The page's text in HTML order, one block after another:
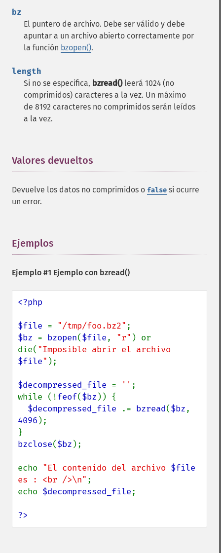
bz
El puntero de archivo. Debe ser válido y debe
apuntar a un archivo abierto correctamente por
la función bzopen().
length
Si no se especifica, bzread()leerá 1024 (no
comprimidos) caracteres a la vez. Un máximo
de 8192 caracteres no comprimidos serán leídos
a la vez.
Valores devueltos
Devuelve los datos no comprimidos o false si ocurre
un error.
Ejemplos
Ejemplo #1 Ejemplo con bzread()
<?php
$file = "/tmp/foo.bz2"
$bz = bzopen($file, "r" ) or
die(
$file" );
$decompressed_file = '' ;
while (!feof($bz )) {
$decompressed_file
.= bzread($bz
4096 );
bzclose($bz );
echo "El contenido del archivo $file
es : <br />\n" ;
echo $decompressed_file;
?>